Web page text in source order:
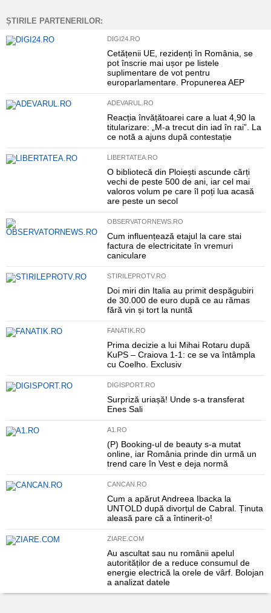
ȘTIRILE PARTENERILOR:
DIGI24.RO
Cetățenii UE, rezidenți în România, se
pot înscrie mai ușor pe listele
suplimentare de vot pentru
europarlamentare. Propunerea AEP
ADEVARUL.RO
Reacția învățătoarei care a luat 4,90 la
titularizare: „M-a trecut din iad în rai”. La
ce notă a ajuns după contestație
LIBERTATEA.RO
O bibliotecă din Ploiești ascunde cărți
vechi de peste 500 de ani, iar cel mai
valoros volum pe care îl poți lua acasă
are peste un secol
OBSERVATORNEWS.RO
Cum influențează etajul la care stai
factura de electricitate în vremuri
caniculare
STIRILEPROTV.RO
Doi miri din Italia au primit despăgubiri
de 30.000 de euro după ce au rămas
fără vin și tort la nuntă
FANATIK.RO
Prima decizie a lui Mihai Rotaru după
KuPS – Craiova 1-1: ce se va întâmpla
cu Coelho. Exclusiv
DIGISPORT.RO
Surpriză uriașă! Unde s-a transferat
Enes Sali
A1.RO
(P) Booking-ul de beauty s-a mutat
online, iar România prinde din urmă un
trend care în Vest e deja normă
CANCAN.RO
Cum a apărut Andreea Ibacka la
UNTOLD după divorțul de Cabral. Ținuta
aleasă pare că a întinerit-o!
ZIARE.COM
Au ascultat sau nu românii apelul
autorităților de a reduce consumul de
energie electrică la orele de vârf. Bolojan
a analizat datele